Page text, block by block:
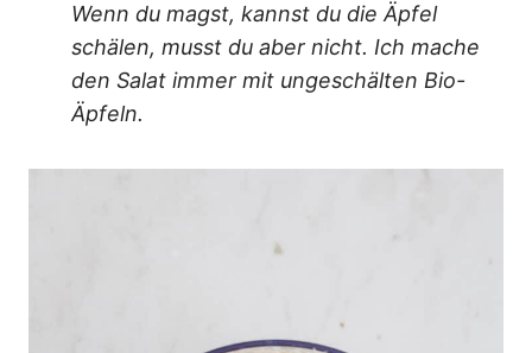
Wenn du magst, kannst du die Äpfel
schälen, musst du aber nicht. Ich mache
den Salat immer mit ungeschälten Bio-
Äpfeln.